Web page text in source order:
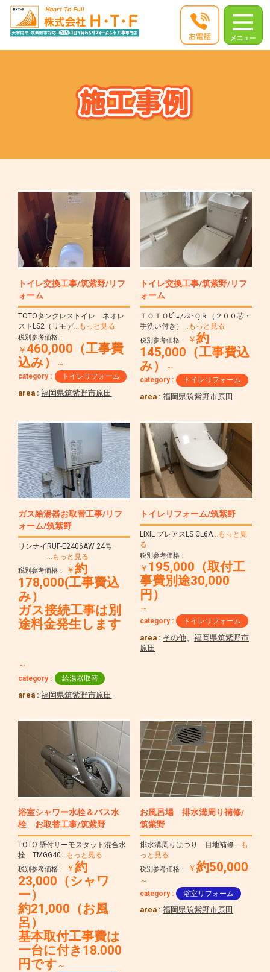
トイレ交換工事/筑紫野/リフ
ォーム
TOTOタンクレストイレ ネオレ
ストLS2（リモデ…もっと見る
税別参考価格：
￥ 460,000（工事費
込み）
～
category : トイレリフォーム
area :福岡県筑紫野市原田
トイレ交換工事/筑紫野/リフ
ォーム
ＴＯＴＯﾋﾟｭｱﾚｽﾄＱＲ（２００芯・
手洗い付き）
…もっと見る
税別参考価格： ￥約
145,000（工事費込
み）
～
category : トイレリフォーム
area :福岡県筑紫野市原田
ガス給湯器お取替工事/リフ
ォーム/筑紫野
リンナイRUF-E2406AW 24号
…もっと見る
税別参考価格： ￥約
178,000(工事費込
み）
ガス接続工事は別
途料金発生します
～
category : 給湯器取替
area :福岡県筑紫野市原田
トイレリフォーム/筑紫野
LIXIL プレアスLS CL6A…もっと見
る
税別参考価格：
￥ 195,000（取付工
事費別途30,000
円）
～
category : トイレリフォーム
area : その他 、福岡県筑紫野市
原田
浴室シャワー水栓＆バス水
栓 お取替工事/筑紫野
TOTO 壁付サーモスタット混合水
栓 TMGG40…もっと見る
税別参考価格： ￥約
23,000（シャワ
ー）
約21,000（お風
呂）
基本取付工事費は
一台に付き18.000
円です ～
お風呂場 排水溝周り補修/
筑紫野
排水溝周りはつり 目地補修 …も
っと見る
税別参考価格： ￥約50,000
～
category : 浴室リフォーム
area :福岡県筑紫野市原田